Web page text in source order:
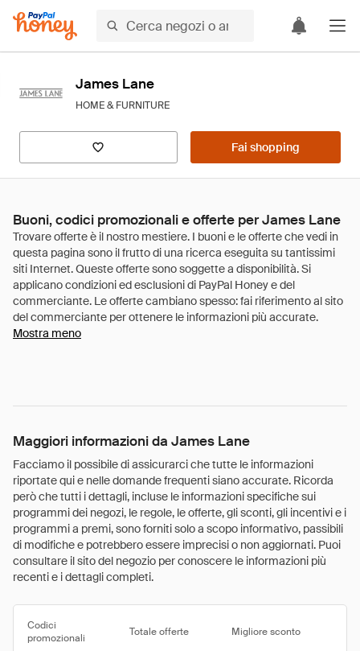
James Lane
HOME & FURNITURE
Fai shopping
Buoni, codici promozionali e offerte per James Lane
Mostra meno
Maggiori informazioni da James Lane
Facciamo il possibile di assicurarci che tutte le informazioni
riportate qui e nelle domande frequenti siano accurate. Ricorda
però che tutti i dettagli, incluse le informazioni specifiche sui
programmi dei negozi, le regole, le offerte, gli sconti, gli incentivi e i
programmi a premi, sono forniti solo a scopo informativo, passibili
di modifiche e potrebbero essere imprecisi o non aggiornati. Puoi
consultare il sito del negozio per conoscere le informazioni più
recenti e i dettagli completi.
Codici
promozionali
Totale offerte Migliore sconto